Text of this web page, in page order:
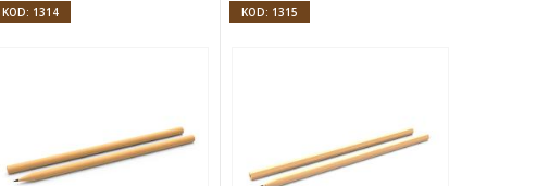
KOD: 1314 KOD: 1315